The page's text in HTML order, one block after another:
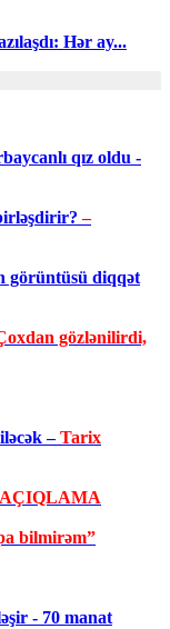
Hər ay...
qız oldu -
–
görüntüsü diqqət
gözlənilirdi,
–Tarix
bilmirəm”
- 70 manat